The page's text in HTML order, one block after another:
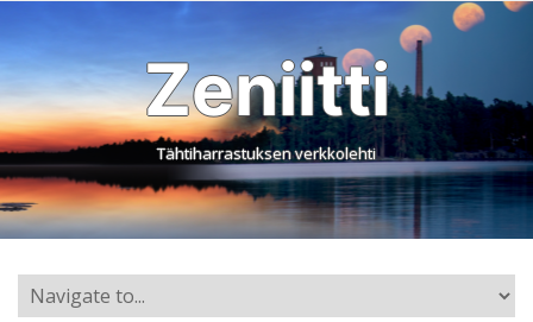
Zeniitti
Tähtiharrastuksen verkkolehti